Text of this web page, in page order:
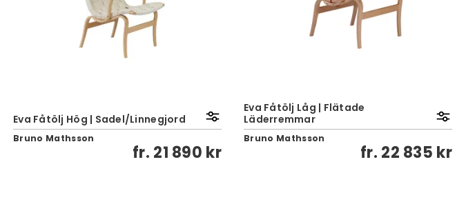
Eva Fåtölj Hög | Sadel/Linnegjord
Bruno Mathsson
fr. 21 890 kr
Eva Fåtölj Låg | Flätade
Läderremmar
Bruno Mathsson
fr. 22 835 kr